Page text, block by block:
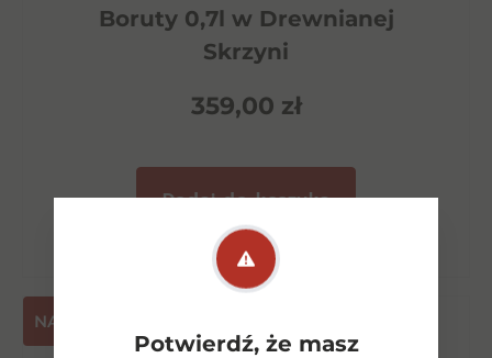
Potwierdź, że masz
Boruty 0,7l w Drewnianej
Skrzyni
359,00 zł
Dodaj do koszyka
NASZA PROPOZYCJA